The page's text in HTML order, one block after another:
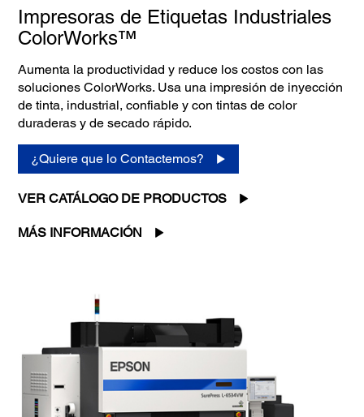
Impresoras de Etiquetas Industriales
ColorWorks™
Aumenta la productividad y reduce los costos con las
soluciones ColorWorks. Usa una impresión de inyección
de tinta, industrial, confiable y con tintas de color
duraderas y de secado rápido.
¿Quiere que lo Contactemos?
VER CATÁLOGO DE PRODUCTOS
MÁS INFORMACIÓN